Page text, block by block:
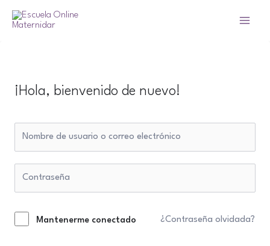
¡Hola, bienvenido de nuevo!
Mantenerme conectado ¿Contraseña olvidada?